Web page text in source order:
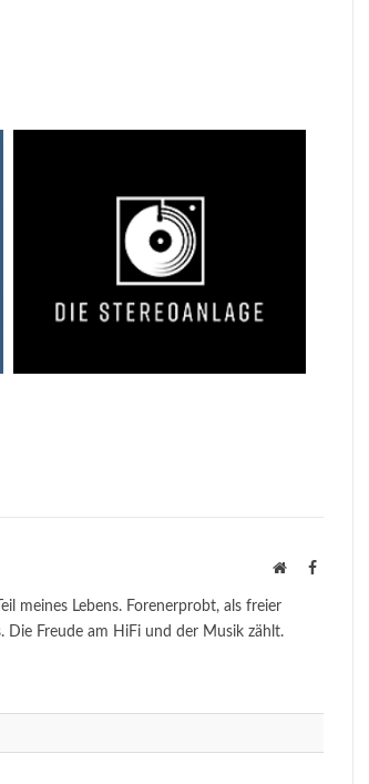
WebsiteFacebook
meines Lebens. Forenerprobt, als freier
Freude am HiFi und der Musik zählt.